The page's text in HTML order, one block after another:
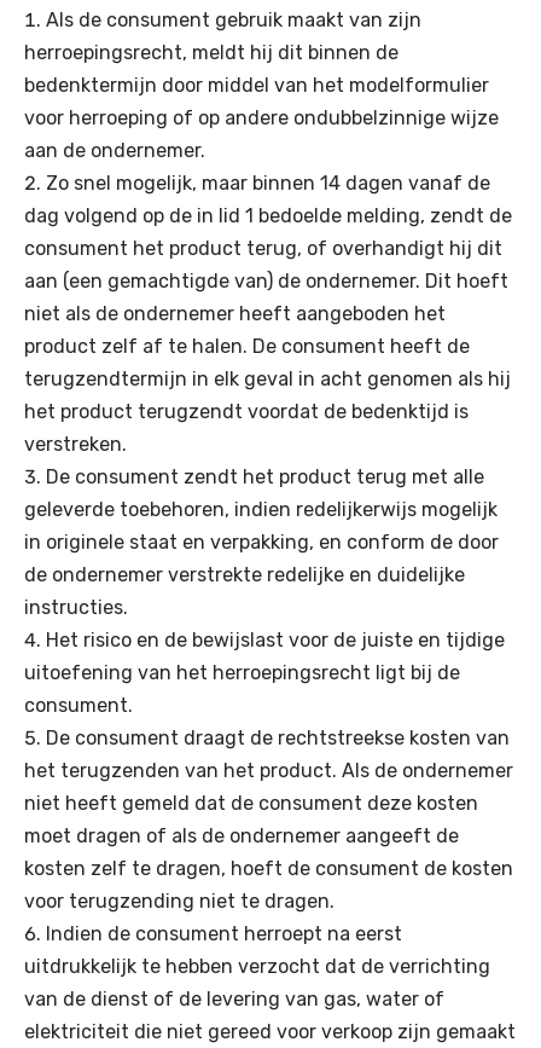
Als de consument gebruik maakt van zijn
herroepingsrecht, meldt hij dit binnen de
bedenktermijn door middel van het modelformulier
voor herroeping of op andere ondubbelzinnige wijze
aan de ondernemer.
Zo snel mogelijk, maar binnen 14 dagen vanaf de
dag volgend op de in lid 1 bedoelde melding, zendt de
consument het product terug, of overhandigt hij dit
aan (een gemachtigde van) de ondernemer. Dit hoeft
niet als de ondernemer heeft aangeboden het
product zelf af te halen. De consument heeft de
terugzendtermijn in elk geval in acht genomen als hij
het product terugzendt voordat de bedenktijd is
verstreken.
De consument zendt het product terug met alle
geleverde toebehoren, indien redelijkerwijs mogelijk
in originele staat en verpakking, en conform de door
de ondernemer verstrekte redelijke en duidelijke
instructies.
Het risico en de bewijslast voor de juiste en tijdige
uitoefening van het herroepingsrecht ligt bij de
consument.
De consument draagt de rechtstreekse kosten van
het terugzenden van het product. Als de ondernemer
niet heeft gemeld dat de consument deze kosten
moet dragen of als de ondernemer aangeeft de
kosten zelf te dragen, hoeft de consument de kosten
voor terugzending niet te dragen.
Indien de consument herroept na eerst
uitdrukkelijk te hebben verzocht dat de verrichting
van de dienst of de levering van gas, water of
elektriciteit die niet gereed voor verkoop zijn gemaakt